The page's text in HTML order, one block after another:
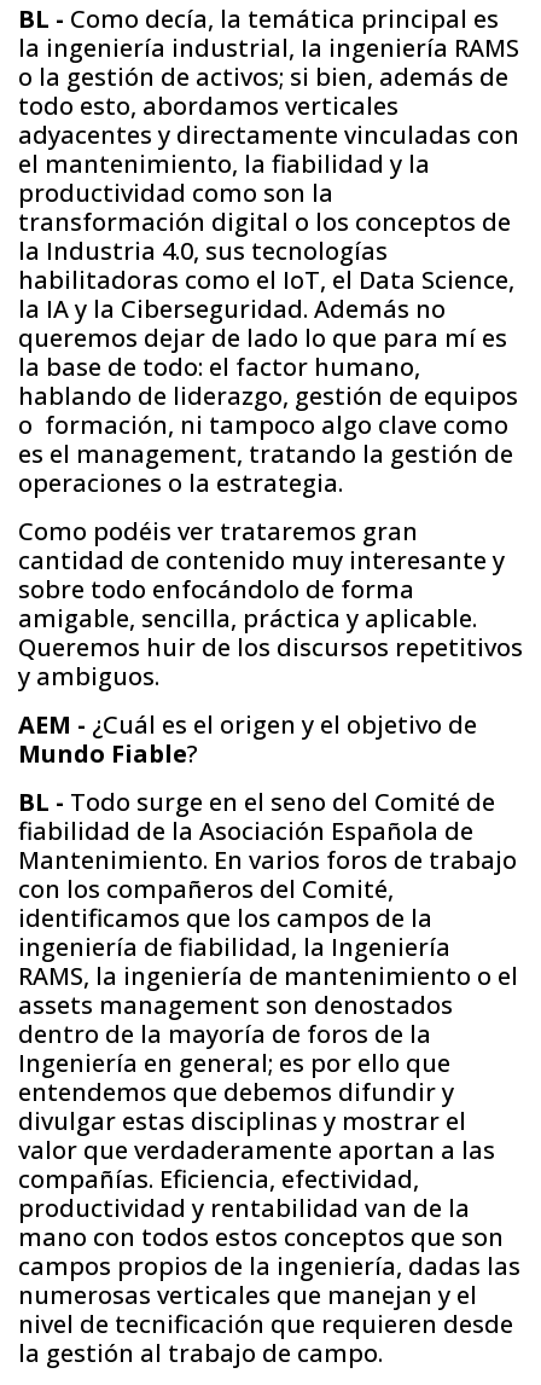
BL - Como decía, la temática principal es
la ingeniería industrial, Ia ingeniería RAMS
o la gestión de activos; si bien, además de
todo esto, abordamos verticales
adyacentes y directamente vinculadas con
el mantenimiento, la fiabilidad y la
productividad como son la
transformación digital o los conceptos de
la Industria 4.0, sus tecnologías
habilitadoras como el IoT, el Data Science,
la IA y la Ciberseguridad. Además no
queremos dejar de lado lo que para mí es
la base de todo: el factor humano,
hablando de liderazgo, gestión de equipos
o formación, ni tampoco algo clave como
es el management, tratando la gestión de
operaciones o la estrategia.
Como podéis ver trataremos gran
cantidad de contenido muy interesante y
sobre todo enfocándolo de forma
amigable, sencilla, práctica y aplicable.
Queremos huir de los discursos repetitivos
y ambiguos.
AEM - ¿Cuál es el origen y el objetivo de
Mundo Fiable?
BL - Todo surge en el seno del Comité de
fiabilidad de la Asociación Española de
Mantenimiento. En varios foros de trabajo
con los compañeros del Comité,
identificamos que los campos de la
ingeniería de fiabilidad, la Ingeniería
RAMS, la ingeniería de mantenimiento o el
assets management son denostados
dentro de la mayoría de foros de la
Ingeniería en general; es por ello que
entendemos que debemos difundir y
divulgar estas disciplinas y mostrar el
valor que verdaderamente aportan a las
compañías. Eficiencia, efectividad,
productividad y rentabilidad van de la
mano con todos estos conceptos que son
campos propios de la ingeniería, dadas las
numerosas verticales que manejan y el
nivel de tecnificación que requieren desde
la gestión al trabajo de campo.